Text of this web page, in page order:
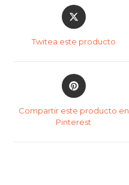
Twitea este producto
Compartir este producto en
Pinterest